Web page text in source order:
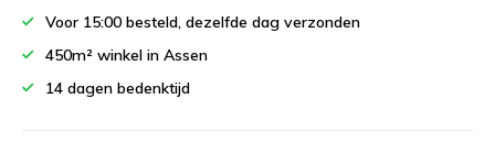
Voor 15:00 besteld, dezelfde dag verzonden
450m² winkel in Assen
14 dagen bedenktijd